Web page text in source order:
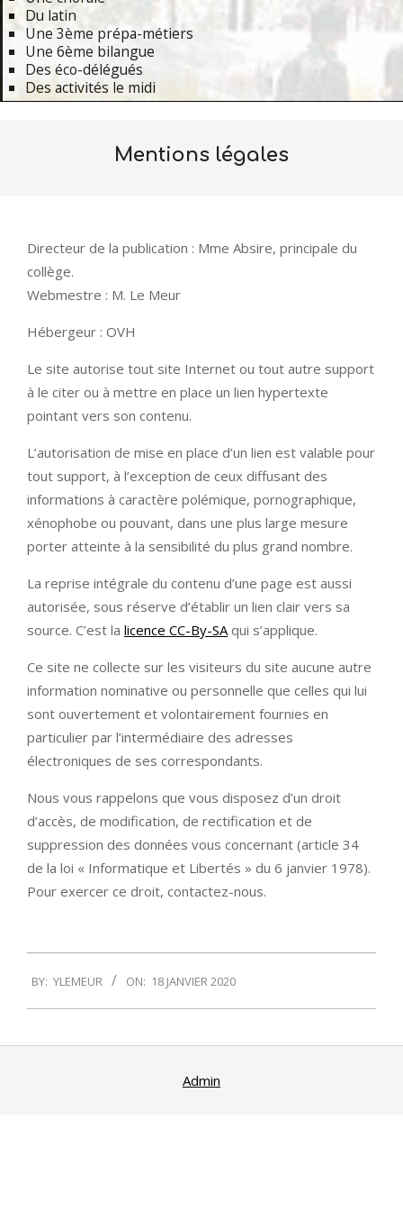
Du latin
Une 3ème prépa-métiers
Une 6ème bilangue
Des éco-délégués
Des activités le midi
Mentions légales
Directeur de la publication : Mme Absire, principale du
collège.
Webmestre : M. Le Meur
Hébergeur : OVH
Le site autorise tout site Internet ou tout autre support
à le citer ou à mettre en place un lien hypertexte
pointant vers son contenu.
L’autorisation de mise en place d’un lien est valable pour
tout support, à l’exception de ceux diffusant des
informations à caractère polémique, pornographique,
xénophobe ou pouvant, dans une plus large mesure
porter atteinte à la sensibilité du plus grand nombre.
La reprise intégrale du contenu d’une page est aussi
autorisée, sous réserve d’établir un lien clair vers sa
source. C’est la licence CC-By-SAqui s’applique.
Ce site ne collecte sur les visiteurs du site aucune autre
information nominative ou personnelle que celles qui lui
sont ouvertement et volontairement fournies en
particulier par l’intermédiaire des adresses
électroniques de ses correspondants.
Nous vous rappelons que vous disposez d’un droit
d’accès, de modification, de rectification et de
suppression des données vous concernant (article 34
de la loi « Informatique et Libertés » du 6 janvier 1978).
Pour exercer ce droit, contactez-nous.
01-
18
BY: YLEMEUR ON: 18 JANVIER 2020
Admin